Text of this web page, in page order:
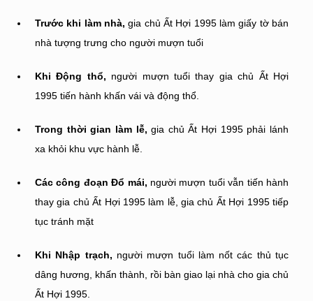
Trước khi làm nhà, gia chủ Ất Hợi 1995 làm giấy tờ bán
nhà tượng trưng cho người mượn tuổi
Khi Động thổ, người mượn tuổi thay gia chủ Ất Hợi
1995 tiến hành khấn vái và động thổ.
Trong thời gian làm lễ, gia chủ Ất Hợi 1995 phải lánh
xa khỏi khu vực hành lễ.
Các công đoạn Đổ mái, người mượn tuổi vẫn tiến hành
thay gia chủ Ất Hợi 1995 làm lễ, gia chủ Ất Hợi 1995 tiếp
tục tránh mặt
Khi Nhập trạch, người mượn tuổi làm nốt các thủ tục
dâng hương, khấn thành, rồi bàn giao lại nhà cho gia chủ
Ất Hợi 1995.